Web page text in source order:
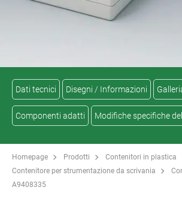
Dati tecnici Disegni / Informazioni
Componenti adatti Modifiche specifiche
Homepage Prodotti
Contenitori in plastica
Contenitore per strumentazione da scrivania
A9408335